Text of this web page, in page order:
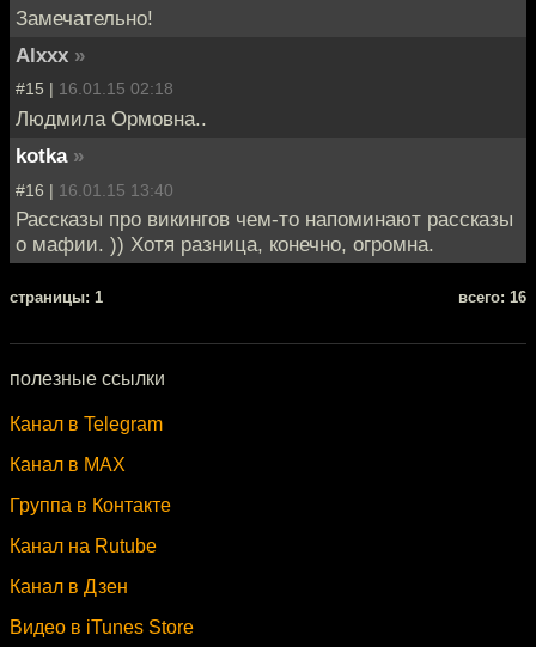
Замечательно!
Alxxx »
#15 | 16.01.15 02:18
Людмила Ормовна..
kotka »
#16 | 16.01.15 13:40
Рассказы про викингов чем-то напоминают рассказы
о мафии. )) Хотя разница, конечно, огромна.
cтраницы: 1 всего: 16
полезные ссылки
Канал в Telegram
Канал в MAX
Группа в Контакте
Канал на Rutube
Канал в Дзен
Видео в iTunes Store